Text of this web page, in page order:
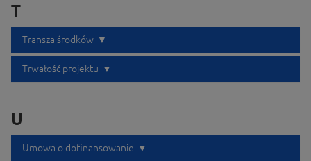
T
Transza środków
Trwałość projektu
U
Umowa o dofinansowanie